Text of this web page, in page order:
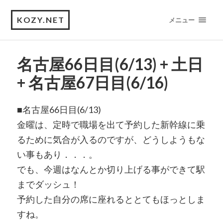
KOZY.NET メニュー
名古屋66日目(6/13) + 土日
+ 名古屋67日目(6/16)
■名古屋66日目(6/13)
金曜は、定時で職場を出て予約した新幹線に乗
るために気合が入るのですが、どうしようもな
い事もあり．．．。
でも、今週はなんとか切り上げる事ができて駅
までダッシュ！
予約した自分の席に座れるととてもほっとしま
すね。